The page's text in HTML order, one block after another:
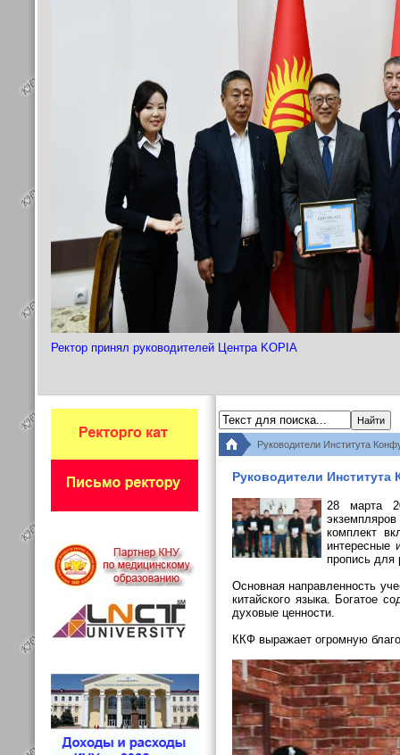
Ректор принял руководителей Центра KOPIA
Руководители Института
Руководители
28 марта
комплект
интересные
пропись для
Основная направленность
китайского языка. Богатое
духовые ценности.
ККФ выражает огромную